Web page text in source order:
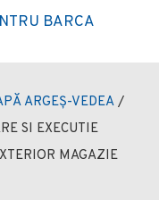
BARCA
ARGEȘ-VEDEA /
SI EXECUTIE
MAGAZIE